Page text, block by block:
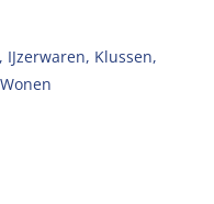
, IJzerwaren, Klussen,
Wonen